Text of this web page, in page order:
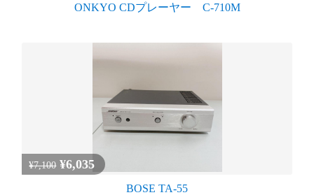
ONKYO CDプレーヤー C-710M
¥7,100 ¥6,035
BOSE TA-55